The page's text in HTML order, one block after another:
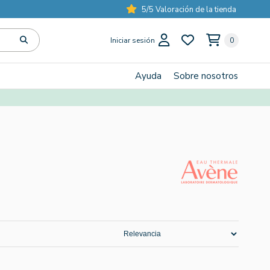
5/5 Valoración de la tienda
Iniciar sesión 0
Ayuda Sobre nosotros